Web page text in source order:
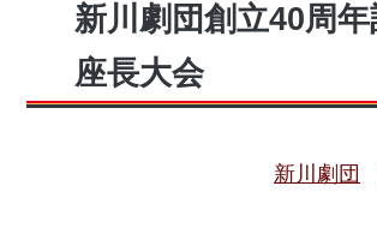
新川劇団創立40周
座長大会
新川劇団